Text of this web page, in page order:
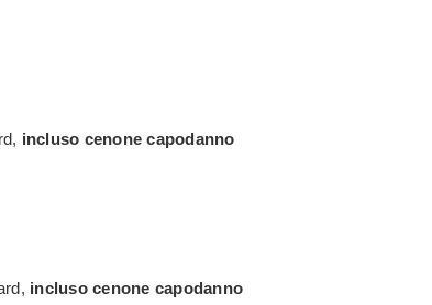
incluso cenone capodanno
incluso cenone capodanno